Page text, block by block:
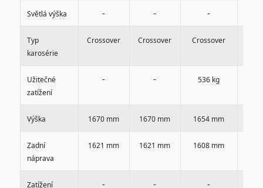
Světlá výška - - -
Typ
karosérie
Crossover Crossover Crossover
Užitečné
zatížení
- - 536 kg
Výška 1670 mm 1670 mm 1654 mm
Zadní
náprava
1621 mm 1621 mm 1608 mm
Zatížení
- - -